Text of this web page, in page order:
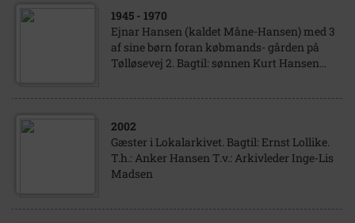
1945 - 1970
Ejnar Hansen (kaldet Måne-Hansen) med 3
af sine børn foran købmands- gården på
Tølløsevej 2. Bagtil: sønnen Kurt Hansen...
2002
Gæster i Lokalarkivet. Bagtil: Ernst Lollike.
T.h.: Anker Hansen T.v.: Arkivleder Inge-Lis
Madsen